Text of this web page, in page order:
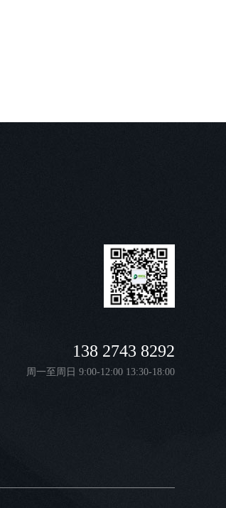
大欣号—C53B01-M型智能真空清洗机
138 2743 8292
周一至周日 9:00-12:00 13:30-18:00